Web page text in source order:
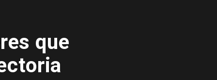
que